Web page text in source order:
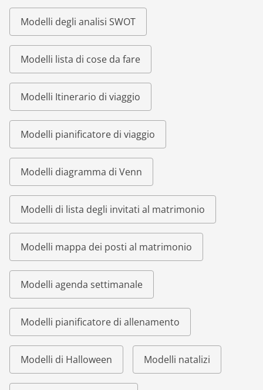
Modelli degli analisi SWOT
Modelli lista di cose da fare
Modelli Itinerario di viaggio
Modelli pianificatore di viaggio
Modelli diagramma di Venn
Modelli di lista degli invitati al matrimonio
Modelli mappa dei posti al matrimonio
Modelli agenda settimanale
Modelli pianificatore di allenamento
Modelli di Halloween Modelli natalizi